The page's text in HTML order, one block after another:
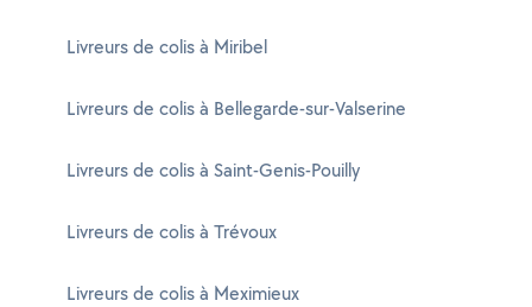
Livreurs de colis à Miribel
Livreurs de colis à Bellegarde-sur-Valserine
Livreurs de colis à Saint-Genis-Pouilly
Livreurs de colis à Trévoux
Livreurs de colis à Meximieux